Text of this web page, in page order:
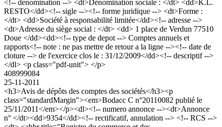
<!-- denomination --> <dt>Dénomination sociale : </dt> <dd>K.L.
RESTO</dd><!-- sigle --><!-- forme juridique --> <dt>Forme :
</dt> <dd>Société à responsabilité limitée</dd><!-- adresse -->
<dt>Adresse du siège social : </dt> <dd> 1 place de Verdun 77510
Doue </dd><dd><!-- type de depot --> Comptes annuels et
rapports<!-- note : ne pas mettre de retour a la ligne --><!-- date de
cloture --> de l'exercice clos le : 31/12/2009</dd><!-- descriptif -->
</dl> <p class="pdf-unit"> </p>
408999084
25-11-2011
<h3>Avis de dépôts des comptes des sociétés</h3><p
class="standardMargin"><em>Bodacc C n°20110082 publié le
25/11/2011</em></p><dl><!-- numero annonce --><dt>Annonce
n° </dt><dd>9354</dd><!-- rectificatif, annulation --> <!-- RCS -->